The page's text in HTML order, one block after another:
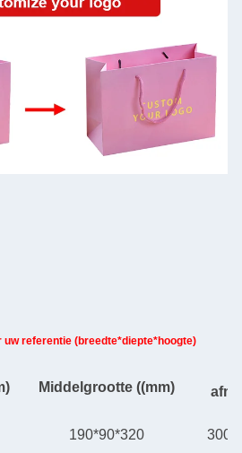
uw referentie (breedte*diepte*hoogte)
Middelgrootte ((mm)
190*90*320